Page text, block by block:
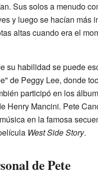
Sus solos a menudo
y luego se hacían más
altas cuando era el
su habilidad se puede
de Peggy Lee, donde
participó en los
Henry Mancini. Pete
en la famosa
West Side Story.
de Pete